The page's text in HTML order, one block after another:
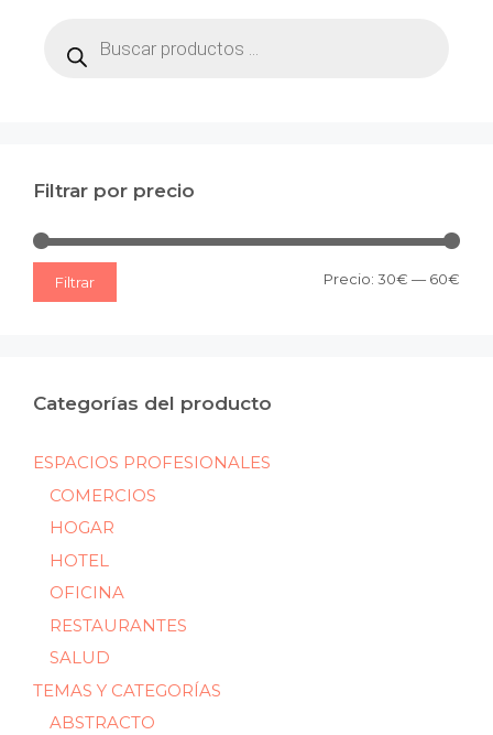
productos
Filtrar por precio
Filtrar Precio: 30€ — 60€
Categorías del producto
ESPACIOS PROFESIONALES
COMERCIOS
HOGAR
HOTEL
OFICINA
RESTAURANTES
SALUD
TEMAS Y CATEGORÍAS
ABSTRACTO